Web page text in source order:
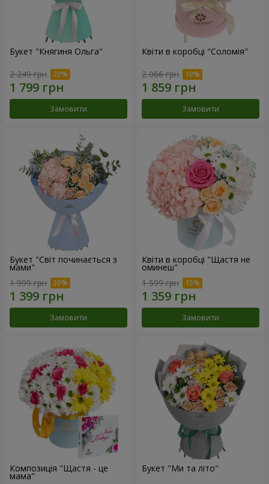
Букет "Княгиня Ольга"
2 249 грн
Замовити
Квіти в коробці "Соломія"
2 066 грн
Замовити
Букет "Світ починається з
мами"
1 999 грн
Замовити
Квіти в коробці "Щастя не
оминеш"
1 599 грн
Замовити
Композиція "Щастя - це
мама"
Букет "Ми та літо"